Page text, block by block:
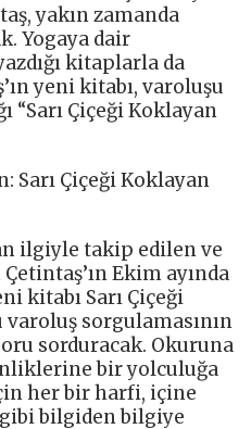
yakın zamanda
Yogaya dair
kitaplarla da
yeni kitabı, varoluşu
“Sarı Çiçeği Koklayan
Sarı Çiçeği Koklayan
ilgiyle takip edilen ve
Ekim ayında
kitabı Sarı Çiçeği
sorgulamasının
sorduracak. Okuruna
bir yolculuğa
her bir harfi, içine
bilgiden bilgiye